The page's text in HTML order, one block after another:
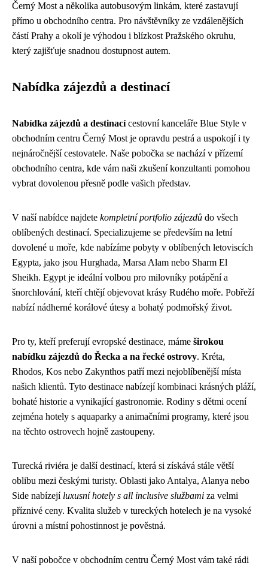
Černý Most a několika autobusovým linkám, které zastavují
přímo u obchodního centra. Pro návštěvníky ze vzdálenějších
částí Prahy a okolí je výhodou i blízkost Pražského okruhu,
který zajišťuje snadnou dostupnost autem.
Nabídka zájezdů a destinací
Nabídka zájezdů a destinacícestovní kanceláře Blue Style v
obchodním centru Černý Most je opravdu pestrá a uspokojí i ty
nejnáročnější cestovatele. Naše pobočka se nachází v přízemí
obchodního centra, kde vám naši zkušení konzultanti pomohou
vybrat dovolenou přesně podle vašich představ.
V naší nabídce najdete kompletní portfolio zájezdů do všech
oblíbených destinací. Specializujeme se především na letní
dovolené u moře, kde nabízíme pobyty v oblíbených letoviscích
Egypta, jako jsou Hurghada, Marsa Alam nebo Sharm El
Sheikh. Egypt je ideální volbou pro milovníky potápění a
šnorchlování, kteří chtějí objevovat krásy Rudého moře. Pobřeží
nabízí nádherné korálové útesy a bohatý podmořský život.
Pro ty, kteří preferují evropské destinace, máme širokou
nabídku zájezdů do Řecka a na řecké ostrovy. Kréta,
Rhodos, Kos nebo Zakynthos patří mezi nejoblíbenější místa
našich klientů. Tyto destinace nabízejí kombinaci krásných pláží,
bohaté historie a vynikající gastronomie. Rodiny s dětmi ocení
zejména hotely s aquaparky a animačními programy, které jsou
na těchto ostrovech hojně zastoupeny.
Turecká riviéra je další destinací, která si získává stále větší
oblibu mezi českými turisty. Oblasti jako Antalya, Alanya nebo
Side nabízejí luxusní hotely s all inclusive službami za velmi
příznivé ceny. Kvalita služeb v tureckých hotelech je na vysoké
úrovni a místní pohostinnost je pověstná.
V naší pobočce v obchodním centru Černý Most vám také rádi